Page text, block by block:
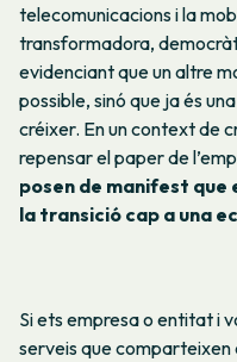
telecomunicacions i la
transformadora,
evidenciant que un altre
possible, sinó que ja és
créixer. En un context de
repensar el paper de
posen de manifest
la transició cap a una
Si ets empresa o entitat i
serveis que comparteixen